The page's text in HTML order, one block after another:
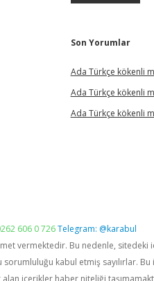
Son Yorumlar
Ada Türkçe kökenli
Ada Türkçe kökenli
Ada Türkçe kökenli
606 0 726Telegram: @karabul
vermektedir. Bu nedenle,
kabul etmiş sayılırlar.
alan içerikler haber niteliği